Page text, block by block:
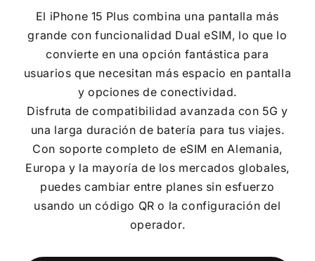
El iPhone 15 Plus combina una pantalla más
grande con funcionalidad Dual eSIM, lo que lo
convierte en una opción fantástica para
usuarios que necesitan más espacio en pantalla
y opciones de conectividad.
Disfruta de compatibilidad avanzada con 5G y
una larga duración de batería para tus viajes.
Con soporte completo de eSIM en Alemania,
Europa y la mayoría de los mercados globales,
puedes cambiar entre planes sin esfuerzo
usando un código QR o la configuración del
operador.